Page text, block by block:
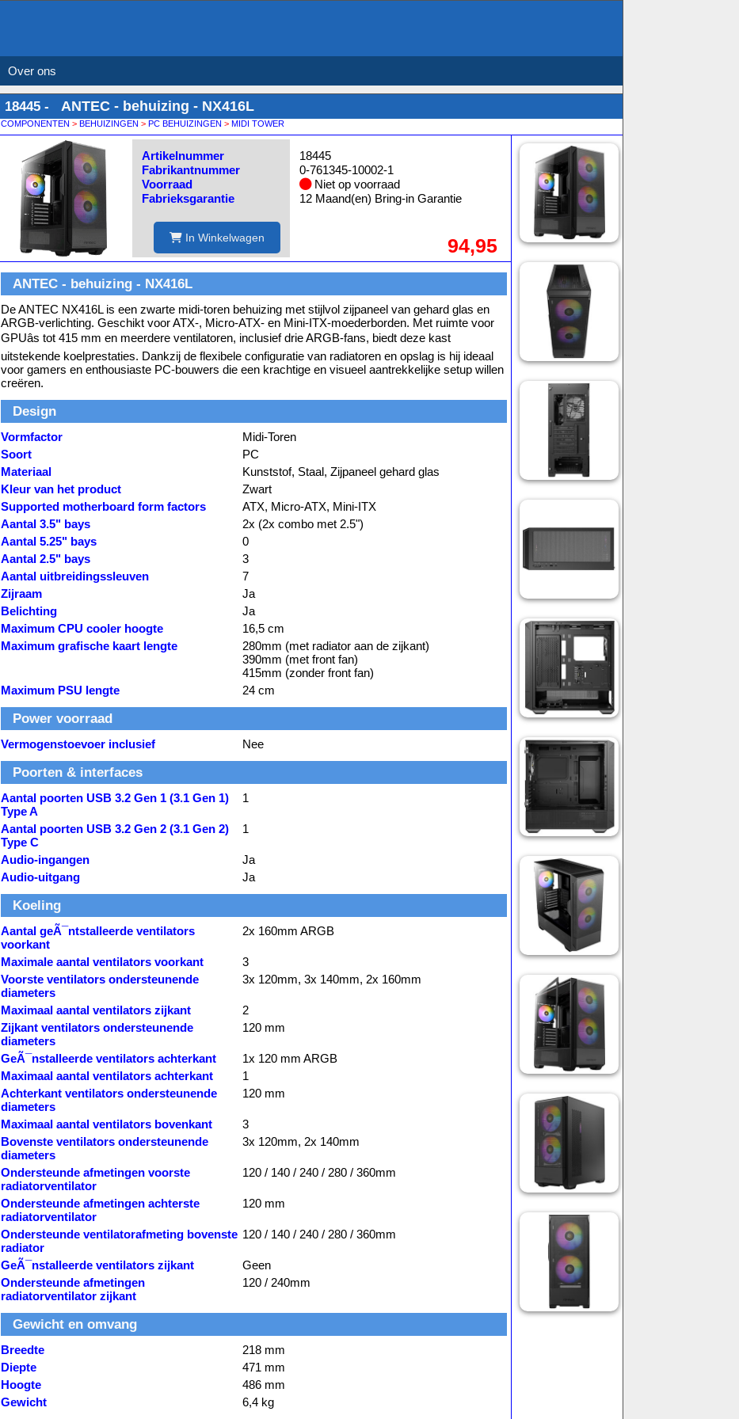
Over ons
18445 - ANTEC - behuizing - NX416L
COMPONENTEN > BEHUIZINGEN > PC BEHUIZINGEN > MIDI TOWER
Artikelnummer
Fabrikantnummer
Voorraad
Fabrieksgarantie
In Winkelwagen
18445
0-761345-10002-1
Niet op voorraad
12 Maand(en) Bring-in Garantie
94,95
ANTEC - behuizing - NX416L
De ANTEC NX416L is een zwarte midi-toren behuizing met stijlvol zijpaneel van gehard glas en
ARGB-verlichting. Geschikt voor ATX-, Micro-ATX- en Mini-ITX-moederborden. Met ruimte voor
GPUâs tot 415 mm en meerdere ventilatoren, inclusief drie ARGB-fans, biedt deze kast
uitstekende koelprestaties. Dankzij de flexibele configuratie van radiatoren en opslag is hij ideaal
voor gamers en enthousiaste PC-bouwers die een krachtige en visueel aantrekkelijke setup willen
creëren.
Design
Vormfactor
Midi-Toren
Soort
PC
Materiaal
Kunststof, Staal, Zijpaneel gehard glas
Kleur van het product
Zwart
Supported motherboard form factors
ATX, Micro-ATX, Mini-ITX
Aantal 3.5" bays
2x (2x combo met 2.5")
Aantal 5.25" bays
0
Aantal 2.5" bays
3
Aantal uitbreidingssleuven
7
Zijraam
Ja
Belichting
Ja
Maximum CPU cooler hoogte
16,5 cm
Maximum grafische kaart lengte
280mm (met radiator aan de zijkant)
390mm (met front fan)
415mm (zonder front fan)
Maximum PSU lengte
24 cm
Power voorraad
Vermogenstoevoer inclusief Nee
Poorten & interfaces
Aantal poorten USB 3.2 Gen 1 (3.1 Gen 1)
Type A
1
Aantal poorten USB 3.2 Gen 2 (3.1 Gen 2)
Type C
1
Audio-ingangen
Ja
Audio-uitgang
Ja
Koeling
Aantal geÃ¯ntstalleerde ventilators
voorkant
2x 160mm ARGB
Maximale aantal ventilators voorkant
3
Voorste ventilators ondersteunende
diameters
3x 120mm, 3x 140mm, 2x 160mm
Maximaal aantal ventilators zijkant
2
Zijkant ventilators ondersteunende
diameters
120 mm
GeÃ¯nstalleerde ventilators achterkant
1x 120 mm ARGB
Maximaal aantal ventilators achterkant
1
Achterkant ventilators ondersteunende
diameters
120 mm
Maximaal aantal ventilators bovenkant
3
Bovenste ventilators ondersteunende
diameters
3x 120mm, 2x 140mm
Ondersteunde afmetingen voorste
radiatorventilator
120 / 140 / 240 / 280 / 360mm
Ondersteunde afmetingen achterste
radiatorventilator
120 mm
Ondersteunde ventilatorafmeting bovenste
radiator
120 / 140 / 240 / 280 / 360mm
GeÃ¯nstalleerde ventilators zijkant
Geen
Ondersteunde afmetingen
radiatorventilator zijkant
120 / 240mm
Gewicht en omvang
Breedte
218 mm
Diepte
471 mm
Hoogte
486 mm
Gewicht
6,4 kg